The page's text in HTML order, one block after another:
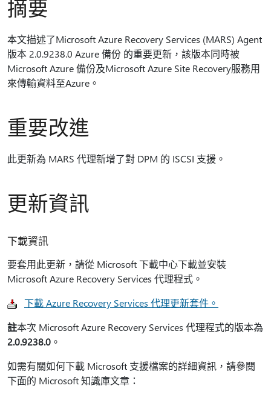
摘要
本文描述了Microsoft Azure Recovery Services (MARS) Agent
版本 2.0.9238.0 Azure 備份 的重要更新，該版本同時被
Microsoft Azure 備份及Microsoft Azure Site Recovery服務用
來傳輸資料至Azure。
重要改進
此更新為 MARS 代理新增了對 DPM 的 ISCSI 支援。
更新資訊
下載資訊
要套用此更新，請從 Microsoft 下載中心下載並安裝
Microsoft Azure Recovery Services 代理程式。
下載 Azure Recovery Services 代理更新套件。
註本次 Microsoft Azure Recovery Services 代理程式的版本為
2.0.9238.0 。
如需有關如何下載 Microsoft 支援檔案的詳細資訊，請參閱
下面的 Microsoft 知識庫文章：